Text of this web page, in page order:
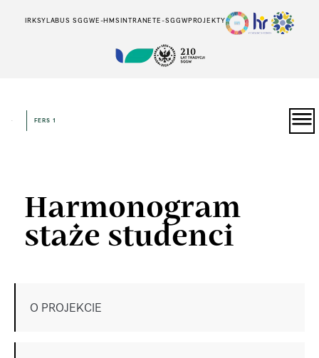
IRKSYLABUS SGGWE-HMSINTRANETE-SGGWPROJEKTY
FERS 1
O PROJEKCIE
Harmonogram
staże studenci